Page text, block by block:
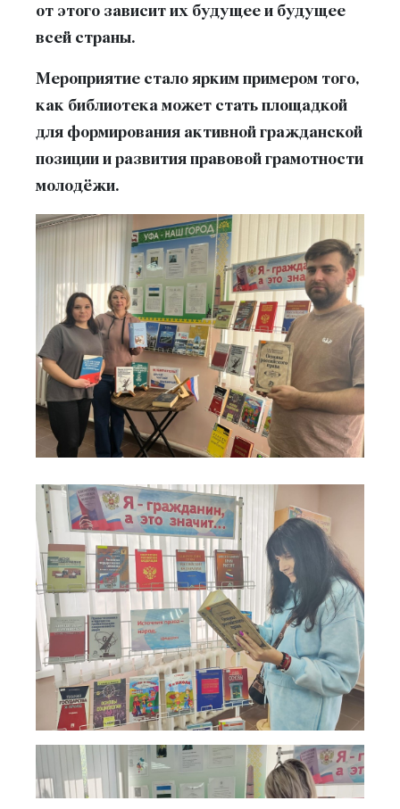
от этого зависит их будущее и будущее
всей страны.
Мероприятие стало ярким примером того,
как библиотека может стать площадкой
для формирования активной гражданской
позиции и развития правовой грамотности
молодёжи.